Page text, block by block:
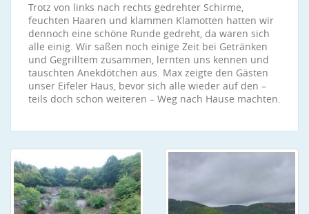
Trotz von links nach rechts gedrehter Schirme,
feuchten Haaren und klammen Klamotten hatten wir
dennoch eine schöne Runde gedreht, da waren sich
alle einig. Wir saßen noch einige Zeit bei Getränken
und Gegrilltem zusammen, lernten uns kennen und
tauschten Anekdötchen aus. Max zeigte den Gästen
unser Eifeler Haus, bevor sich alle wieder auf den –
teils doch schon weiteren – Weg nach Hause machten.